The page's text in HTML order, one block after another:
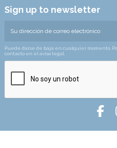
Sign up to newsletter
Puede darse de baja en cualquier momento.
contacto en el aviso legal.